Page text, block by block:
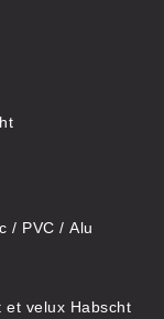
/ PVC / Alu
et velux Habscht